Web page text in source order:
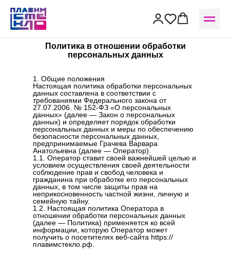
1. Общие положения
Настоящая политика обработки персональных
данных составлена в соответствии с
требованиями Федерального закона от
27.07.2006. № 152-ФЗ «О персональных
данных» (далее — Закон о персональных
данных) и определяет порядок обработки
персональных данных и меры по обеспечению
безопасности персональных данных,
предпринимаемые Грачева Варвара
Анатольевна (далее — Оператор).
1.1. Оператор ставит своей важнейшей целью и
условием осуществления своей деятельности
соблюдение прав и свобод человека и
гражданина при обработке его персональных
данных, в том числе защиты прав на
неприкосновенность частной жизни, личную и
семейную тайну.
1.2. Настоящая политика Оператора в
отношении обработки персональных данных
(далее — Политика) применяется ко всей
информации, которую Оператор может
получить о посетителях веб-сайта https://
плавимстекло.рф.
Политика в отношении обработки
персональных данных